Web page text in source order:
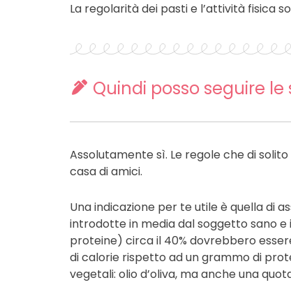
La regolarità dei pasti e l’attività fisica
Quindi posso seguire
Assolutamente sì. Le regole che di
casa di amici.
Una indicazione per te utile è quella di
introdotte in media dal soggetto sano e
proteine) circa il 40% dovrebbero
di calorie rispetto ad un grammo di
vegetali: olio d’oliva, ma anche una